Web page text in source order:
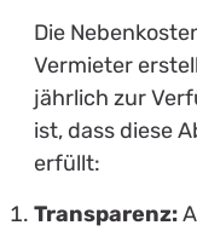
Die
Vermieter
jährlich zur
ist, dass diese
erfüllt:
Transparenz: